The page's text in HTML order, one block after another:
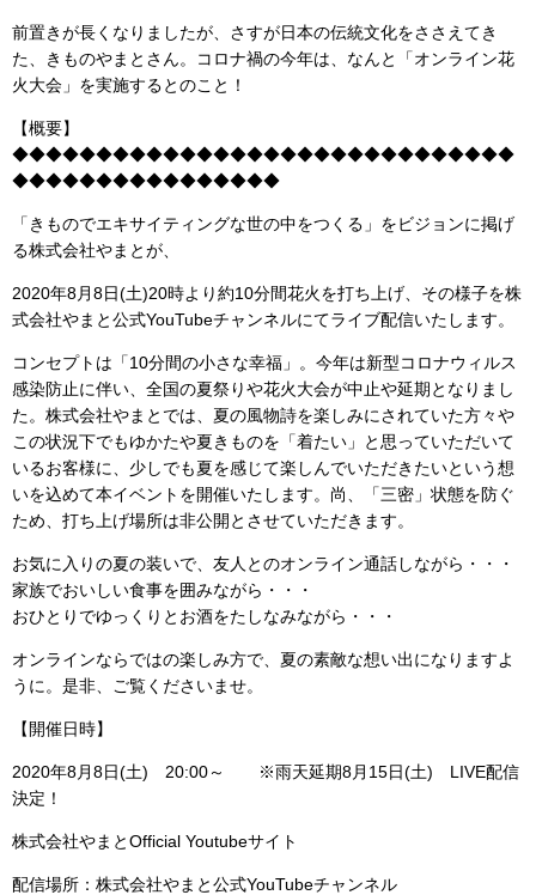
前置きが長くなりましたが、さすが日本の伝統文化をささえてき
た、きものやまとさん。コロナ禍の今年は、なんと「オンライン花
火大会」を実施するとのこと！
【概要】
◆◆◆◆◆◆◆◆◆◆◆◆◆◆◆◆◆◆◆◆◆◆◆◆◆◆◆◆◆◆
◆◆◆◆◆◆◆◆◆◆◆◆◆◆◆◆
「きものでエキサイティングな世の中をつくる」をビジョンに掲げ
る株式会社やまとが、
2020年8月8日(土)20時より約10分間花火を打ち上げ、その様子を株
式会社やまと公式YouTubeチャンネルにてライブ配信いたします。
コンセプトは「10分間の小さな幸福」。今年は新型コロナウィルス
感染防止に伴い、全国の夏祭りや花火大会が中止や延期となりまし
た。株式会社やまとでは、夏の風物詩を楽しみにされていた方々や
この状況下でもゆかたや夏きものを「着たい」と思っていただいて
いるお客様に、少しでも夏を感じて楽しんでいただきたいという想
いを込めて本イベントを開催いたします。尚、「三密」状態を防ぐ
ため、打ち上げ場所は非公開とさせていただきます。
お気に入りの夏の装いで、友人とのオンライン通話しながら・・・
家族でおいしい食事を囲みながら・・・
おひとりでゆっくりとお酒をたしなみながら・・・
オンラインならではの楽しみ方で、夏の素敵な想い出になりますよ
うに。是非、ご覧くださいませ。
【開催日時】
2020年8月8日(土) 20:00～ ※雨天延期8月15日(土) LIVE配信
決定！
株式会社やまとOfficial Youtubeサイト
配信場所：株式会社やまと公式YouTubeチャンネル